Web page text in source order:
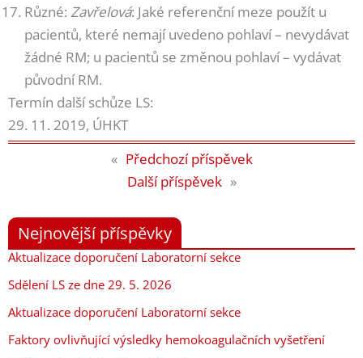
Různé: Zavřelová: Jaké referenční meze použít u
pacientů, které nemají uvedeno pohlaví – nevydávat
žádné RM; u pacientů se změnou pohlaví – vydávat
původní RM.
Termín další schůze LS:
29. 11. 2019, ÚHKT
« Předchozí příspěvek
Další příspěvek »
Nejnovější příspěvky
Aktualizace doporučení Laboratorní sekce
Sdělení LS ze dne 29. 5. 2026
Aktualizace doporučení Laboratorní sekce
Faktory ovlivňující výsledky hemokoagulačních vyšetření